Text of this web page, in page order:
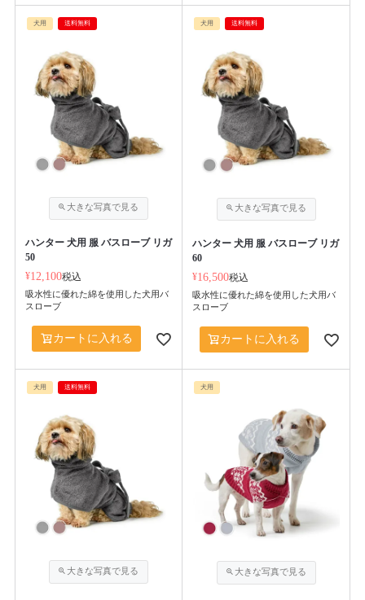
犬用 送料無料
ハンター 犬用 服 バスローブ リガ
50
¥12,100税込
吸水性に優れた綿を使用した犬用バ
スローブ
カートに入れる
犬用 送料無料
ハンター 犬用 服 バスローブ リガ
60
¥16,500税込
吸水性に優れた綿を使用した犬用バ
スローブ
カートに入れる
犬用 送料無料 犬用